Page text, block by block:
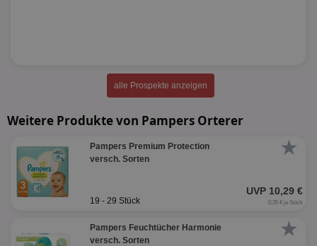
alle Prospekte anzeigen
Weitere Produkte von Pampers Orterer
★
Pampers Premium Protection
versch. Sorten
UVP 10,29 €
19 - 29 Stück 0,35 € je Stück
★
Pampers Feuchtücher Harmonie
versch. Sorten